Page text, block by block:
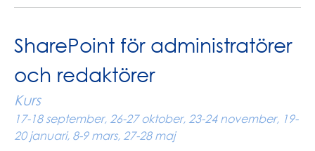
SharePoint för administratörer
och redaktörer
Kurs
17-18 september, 26-27 oktober, 23-24 november, 19-
20 januari, 8-9 mars, 27-28 maj